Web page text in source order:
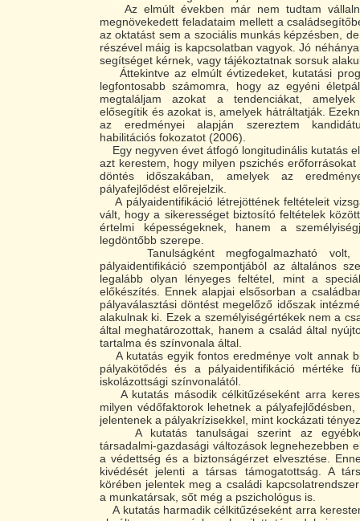
Az elmúlt években már nem tudtam
megnövekedett feladataim mellett a
az oktatást sem a szociális munkás képzésben,
részével máig is kapcsolatban vagyok. Jó
segítséget kérnek, vagy tájékoztatnak sorsuk
Áttekintve az elmúlt évtizedeket, kutatási
legfontosabb számomra, hogy az egyéni
megtaláljam azokat a tendenciákat,
elősegítik és azokat is, amelyek hátráltatják.
az eredményei alapján szereztem
habilitációs fokozatot (2006).
Egy negyven évet átfogó longitudinális kutatás
azt kerestem, hogy milyen pszichés
döntés időszakában, amelyek az
pályafejlődést előrejelzik.
A pályaidentifikáció létrejöttének feltételeit
vált, hogy a sikerességet biztosító feltételek
értelmi képességeknek, hanem a
legdöntőbb szerepe.
Tanulságként megfogalmazható volt,
pályaidentifikáció szempontjából az általános
legalább olyan lényeges feltétel, mint a
előkészítés. Ennek alapjai elsősorban a
pályaválasztási döntést megelőző időszak
alakulnak ki. Ezek a személyiségértékek nem a
által meghatározottak, hanem a család által
tartalma és színvonala által.
A kutatás egyik fontos eredménye volt annak
pályakötődés és a pályaidentifikáció mértéke
iskolázottsági színvonalától.
A kutatás második célkitűzéseként arra
milyen védőfaktorok lehetnek a pályafejlődésben,
jelentenek a pályakrízisekkel, mint kockázati
A kutatás tanulságai szerint az
társadalmi-gazdasági változások legnehezebben
a védettség és a biztonságérzet elvesztése.
kivédését jelenti a társas támogatottság. A
körében jelentek meg a családi
a munkatársak, sőt még a pszichológus is.
A kutatás harmadik célkitűzéseként arra